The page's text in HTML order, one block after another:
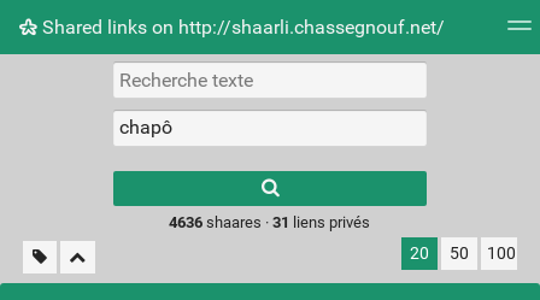
Shared links on http://shaarli.chassegnouf.net/
Nuage de tags Mur d'images
results.
4636 shaares ·31 liens privés
20 50 100